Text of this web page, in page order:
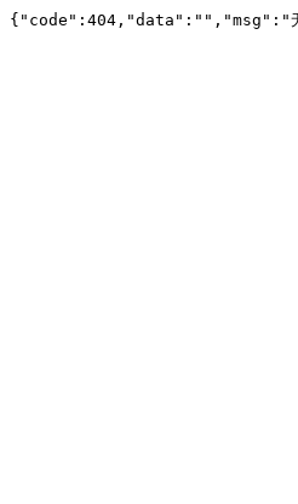
{"code":404,"data":"","msg":"